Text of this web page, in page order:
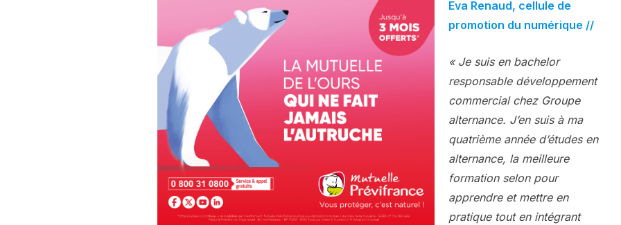
Eva Renaud, cellule de
promotion du numérique //
« Je suis en bachelor
responsable développement
commercial chez Groupe
alternance. J’en suis à ma
quatrième année d’études en
alternance, la meilleure
formation selon pour
apprendre et mettre en
pratique tout en intégrant